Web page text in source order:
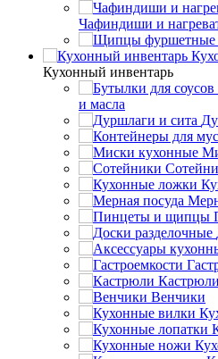
Чафиндиши и
Кухонный инвентарь
и масла
Кастрюли
Венчики